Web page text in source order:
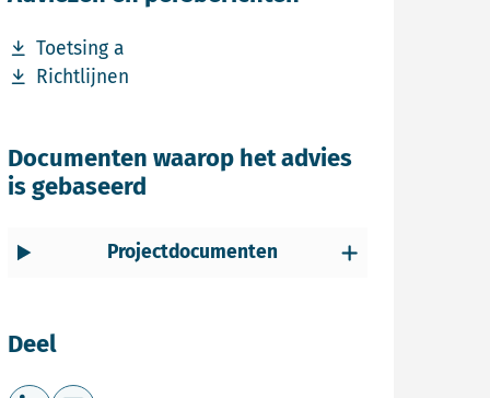
Toetsing a
Download bestand Toetsing a
Richtlijnen
Download bestand Richtlijnen
Documenten waarop het advies
is gebaseerd
Projectdocumenten
Deel